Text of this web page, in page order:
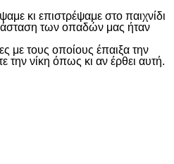
κι επιστρέψαμε στο παιχνίδι
των οπαδών μας ήταν
με τους οποίους έπαιξα την
την νίκη όπως κι αν έρθει αυτή.